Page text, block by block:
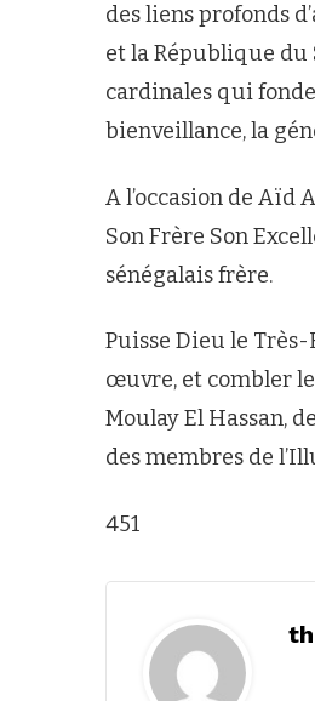
des liens profonds
et la République du
cardinales qui
bienveillance, la
A l’occasion de Aïd
Son Frère Son
sénégalais frère.
Puisse Dieu le
œuvre, et combler
Moulay El Hassan,
des membres de
451